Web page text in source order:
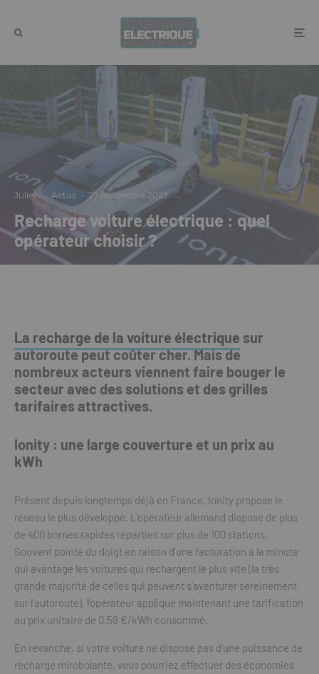
Julien · Actus · 27 novembre 2023
Recharge voiture électrique : quel
opérateur choisir ?
La recharge de la voiture électrique sur
autoroute peut coûter cher. Mais de
nombreux acteurs viennent faire bouger le
secteur avec des solutions et des grilles
tarifaires attractives.
Ionity : une large couverture et un prix au
kWh
Présent depuis longtemps déjà en France, Ionity propose le
réseau le plus développé. L’opérateur allemand dispose de plus
de 400 bornes rapides réparties sur plus de 100 stations.
Souvent pointé du doigt en raison d’une facturation à la minute
qui avantage les voitures qui rechargent le plus vite (la très
grande majorité de celles qui peuvent s’aventurer sereinement
sur l’autoroute), l’opérateur applique maintenant une tarification
au prix unitaire de 0,59 €/kWh consommé.
En revanche, si votre voiture ne dispose pas d’une puissance de
recharge mirobolante, vous pourriez effectuer des économies